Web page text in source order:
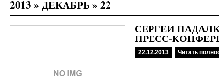
2013 » ДЕКАБРЬ » 22
СЕРГЕЙ
ПРЕСС-
22.12.2013 Читать